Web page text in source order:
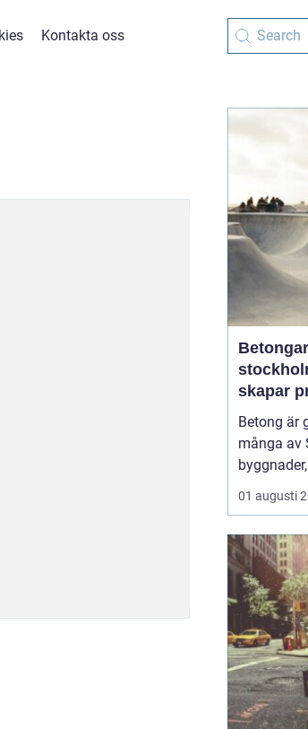
Kontakta oss
stockholm
skapar
hållbara
Betong är
många av
och
När man
både om
välgjutna
snygga
länge. För
planerar
01 augusti